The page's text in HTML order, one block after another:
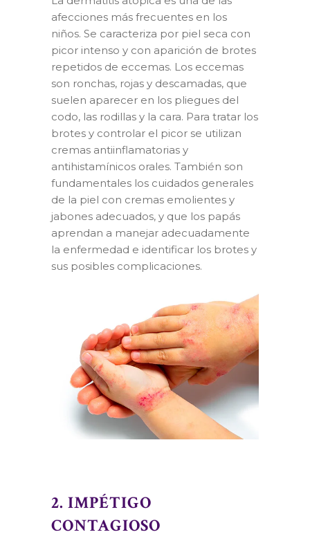
afecciones más frecuentes en los
niños. Se caracteriza por piel seca con
picor intenso y con aparición de brotes
repetidos de eccemas. Los eccemas
son ronchas, rojas y descamadas, que
suelen aparecer en los pliegues del
codo, las rodillas y la cara. Para tratar los
brotes y controlar el picor se utilizan
cremas antiinflamatorias y
antihistamínicos orales. También son
fundamentales los cuidados generales
de la piel con cremas emolientes y
jabones adecuados, y que los papás
aprendan a manejar adecuadamente
la enfermedad e identificar los brotes y
sus posibles complicaciones.
2. IMPÉTIGO
CONTAGIOSO